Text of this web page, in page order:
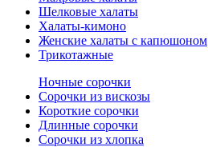
Шелковые халаты
Халаты-кимоно
Женские халаты с капюшоном
Трикотажные
Ночные сорочки
Сорочки из вискозы
Короткие сорочки
Длинные сорочки
Сорочки из хлопка